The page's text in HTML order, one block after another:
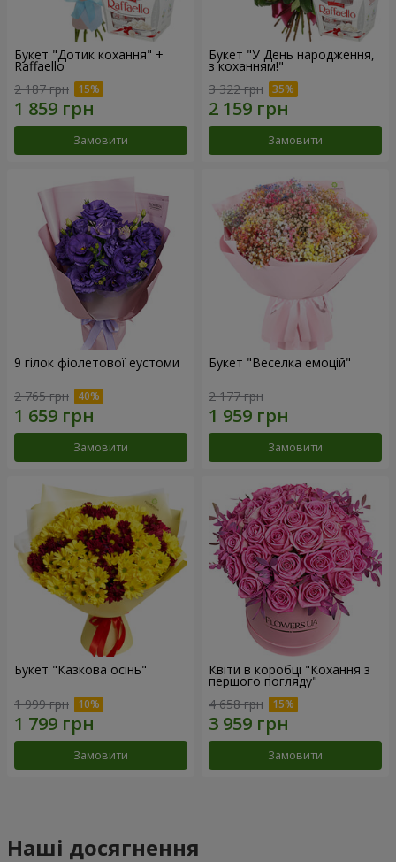
Букет "Дотик кохання" +
Raffaello
2 187 грн
Замовити
Букет "У День народження,
з коханням!"
3 322 грн
Замовити
9 гілок фіолетової еустоми
2 765 грн
Замовити
Букет "Веселка емоцій"
2 177 грн
Замовити
Букет "Казкова осінь"
1 999 грн
Замовити
Квіти в коробці "Кохання з
першого погляду"
4 658 грн
Замовити
Наші досягнення